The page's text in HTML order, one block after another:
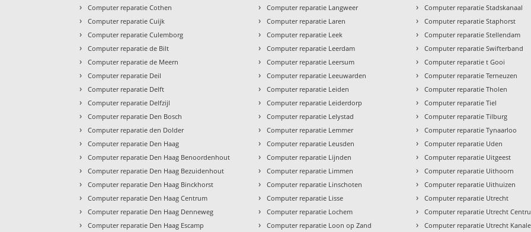
› Computer reparatie Cothen
› Computer reparatie Cuijk
› Computer reparatie Culemborg
› Computer reparatie de Bilt
› Computer reparatie de Meern
› Computer reparatie Deil
› Computer reparatie Delft
› Computer reparatie Delfzijl
› Computer reparatie Den Bosch
› Computer reparatie den Dolder
› Computer reparatie Den Haag
› Computer reparatie Den Haag Benoordenhout
› Computer reparatie Den Haag Bezuidenhout
› Computer reparatie Den Haag Binckhorst
› Computer reparatie Den Haag Centrum
› Computer reparatie Den Haag Denneweg
› Computer reparatie Den Haag Escamp
› Computer reparatie Langweer
› Computer reparatie Laren
› Computer reparatie Leek
› Computer reparatie Leerdam
› Computer reparatie Leersum
› Computer reparatie Leeuwarden
› Computer reparatie Leiden
› Computer reparatie Leiderdorp
› Computer reparatie Lelystad
› Computer reparatie Lemmer
› Computer reparatie Leusden
› Computer reparatie Lijnden
› Computer reparatie Limmen
› Computer reparatie Linschoten
› Computer reparatie Lisse
› Computer reparatie Lochem
› Computer reparatie Loon op Zand
› Computer reparatie Stadskanaal
› Computer reparatie Staphorst
› Computer reparatie Stellendam
› Computer reparatie Swifterband
› Computer reparatie t Gooi
› Computer reparatie Terneuzen
› Computer reparatie Tholen
› Computer reparatie Tiel
› Computer reparatie Tilburg
› Computer reparatie Tynaarloo
› Computer reparatie Uden
› Computer reparatie Uitgeest
› Computer reparatie Uithoorn
› Computer reparatie Uithuizen
› Computer reparatie Utrecht
› Computer reparatie Utrecht
› Computer reparatie Utrecht